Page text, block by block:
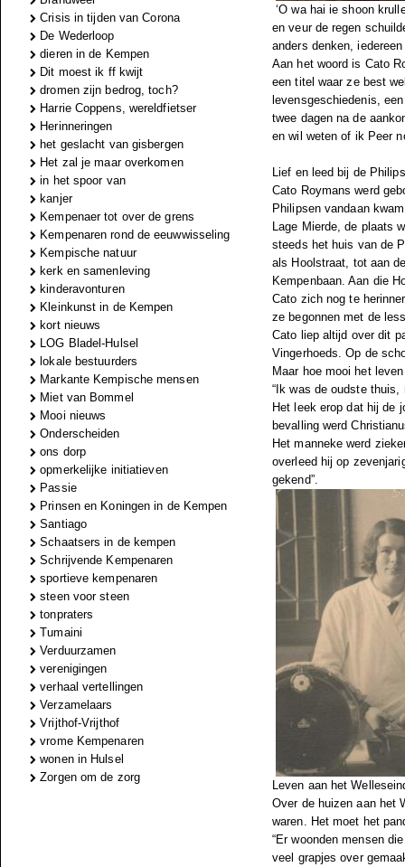
Crisis in tijden van Corona
De Wederloop
dieren in de Kempen
Dit moest ik ff kwijt
dromen zijn bedrog, toch?
Harrie Coppens, wereldfietser
Herinneringen
het geslacht van gisbergen
Het zal je maar overkomen
in het spoor van
kanjer
Kempenaer tot over de grens
Kempenaren rond de eeuwwisseling
Kempische natuur
kerk en samenleving
kinderavonturen
Kleinkunst in de Kempen
kort nieuws
LOG Bladel-Hulsel
lokale bestuurders
Markante Kempische mensen
Miet van Bommel
Mooi nieuws
Onderscheiden
ons dorp
opmerkelijke initiatieven
Passie
Prinsen en Koningen in de Kempen
Santiago
Schaatsers in de kempen
Schrijvende Kempenaren
sportieve kempenaren
steen voor steen
tonpraters
Tumaini
Verduurzamen
verenigingen
verhaal vertellingen
Verzamelaars
Vrijthof-Vrijthof
vrome Kempenaren
wonen in Hulsel
Zorgen om de zorg
‘O wa hai ie shoon
en veur de regen
anders denken,
Aan het woord is Cato
een titel waar ze best
levensgeschiedenis,
twee dagen na de
en wil weten of ik Peer
Lief en leed bij de
Cato Roymans werd
Philipsen vandaan
Lage Mierde, de plaats
steeds het huis van de
als Hoolstraat, tot aan
Kempenbaan. Aan die
Cato zich nog te
ze begonnen met de
Cato liep altijd over dit
Vingerhoeds. Op de
Maar hoe mooi het
“Ik was de oudste
Het leek erop dat hij de
bevalling werd
Het manneke werd
overleed hij op
gekend”.
Leven aan het
Over de huizen aan het
waren. Het moet het
“Er woonden mensen
veel grapjes over